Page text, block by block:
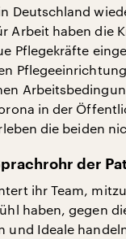
Deutschland
Arbeit haben die
Pflegekräfte
in der
die beiden
der
ihr Team,
haben, gegen
und Ideale